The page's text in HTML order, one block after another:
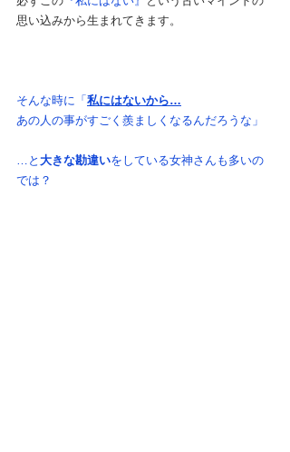
思い込みから生まれてきます。
そんな時に「 私にはないから…
あの人の事がすごく羨ましくなるんだろうな」
…と 大きな勘違いをしている女神さんも多いの
では？